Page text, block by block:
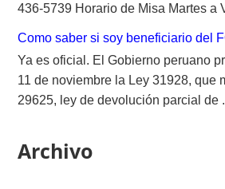
436-5739 Horario de Misa Martes a
Como saber si soy beneficiario del
Ya es oficial. El Gobierno peruano
11 de noviembre la Ley 31928, que
29625, ley de devolución parcial de
Archivo